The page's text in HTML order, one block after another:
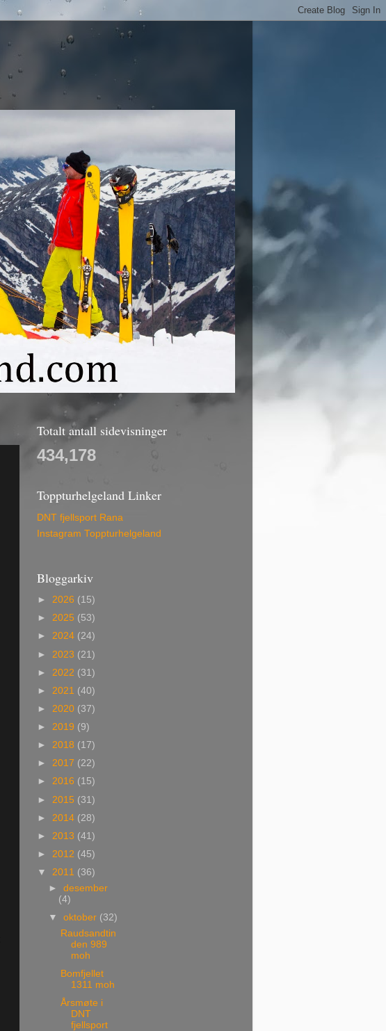
Totalt antall sidevisninger
434,178
Toppturhelgeland Linker
DNT fjellsport Rana
Instagram Toppturhelgeland
Bloggarkiv
► 2026 (15)
► 2025 (53)
► 2024 (24)
► 2023 (21)
► 2022 (31)
► 2021 (40)
► 2020 (37)
► 2019 (9)
► 2018 (17)
► 2017 (22)
► 2016 (15)
► 2015 (31)
► 2014 (28)
► 2013 (41)
► 2012 (45)
▼ 2011 (36)
►desember
(4)
▼oktober (32)
Raudsandtin
den 989
moh
Bomfjellet
1311 moh
Årsmøte i
DNT
fjellsport